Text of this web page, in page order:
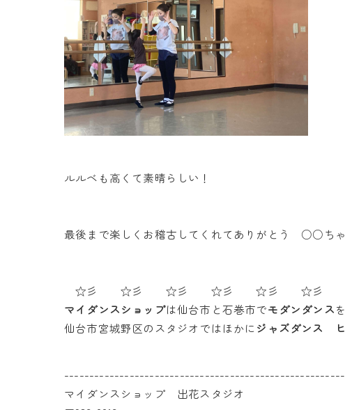
ルルベも高くて素晴らしい！
最後まで楽しくお稽古してくれてありがとう ○○ち
☆彡 ☆彡 ☆彡 ☆彡 ☆彡 ☆彡
マイダンスショップは仙台市と石巻市でモダンダンス
仙台市宮城野区のスタジオではほかにジャズダンス
マイダンスショップ 出花スタジオ